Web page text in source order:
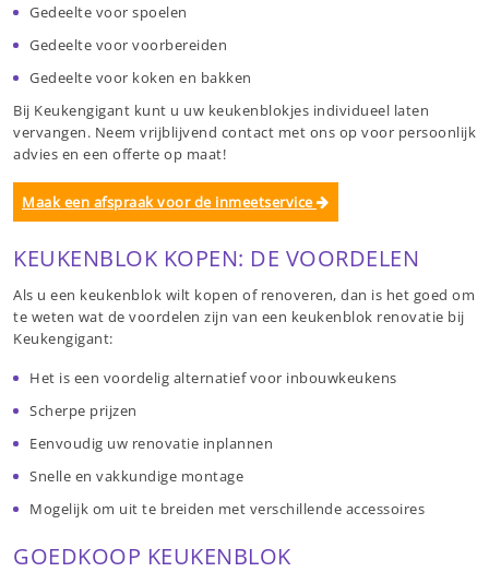
Gedeelte voor spoelen
Gedeelte voor voorbereiden
Gedeelte voor koken en bakken
Bij Keukengigant kunt u uw keukenblokjes individueel laten
vervangen. Neem vrijblijvend contact met ons op voor persoonlijk
advies en een offerte op maat!
Maak een afspraak voor de inmeetservice
KEUKENBLOK KOPEN: DE VOORDELEN
Als u een keukenblok wilt kopen of renoveren, dan is het goed om
te weten wat de voordelen zijn van een keukenblok renovatie bij
Keukengigant:
Het is een voordelig alternatief voor inbouwkeukens
Scherpe prijzen
Eenvoudig uw renovatie inplannen
Snelle en vakkundige montage
Mogelijk om uit te breiden met verschillende accessoires
GOEDKOOP KEUKENBLOK